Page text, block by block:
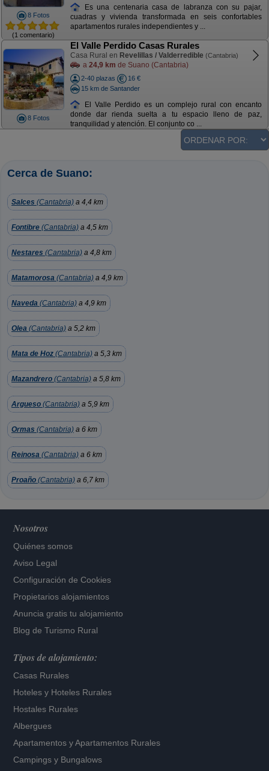
8 Fotos
(1 comentario)
Es una centenaria casa de labranza con su pajar,
cuadras y vivienda transformada en seis confortables
apartamentos rurales independientes y ...
8 Fotos
El Valle Perdido Casas Rurales
Casa Rural en Revelillas / Valderredible (Cantabria)
a 24,9 km de Suano (Cantabria)
2-40 plazas
16 €
15 km de Santander
El Valle Perdido es un complejo rural con encanto
donde dar rienda suelta a tu espacio lleno de paz,
tranquilidad y atención. El conjunto co ...
Cerca de Suano:
Salces (Cantabria) a 4,4 km
Fontibre (Cantabria) a 4,5 km
Nestares (Cantabria) a 4,8 km
Matamorosa (Cantabria) a 4,9 km
Naveda (Cantabria) a 4,9 km
Olea (Cantabria) a 5,2 km
Mata de Hoz (Cantabria) a 5,3 km
Mazandrero (Cantabria) a 5,8 km
Argueso (Cantabria) a 5,9 km
Ormas (Cantabria) a 6 km
Reinosa (Cantabria) a 6 km
Proaño (Cantabria) a 6,7 km
Nosotros
Quiénes somos
Aviso Legal
Configuración de Cookies
Propietarios alojamientos
Anuncia gratis tu alojamiento
Blog de Turismo Rural
Tipos de alojamiento:
Casas Rurales
Hoteles y Hoteles Rurales
Hostales Rurales
Albergues
Apartamentos yApartamentos Rurales
Campings y Bungalows